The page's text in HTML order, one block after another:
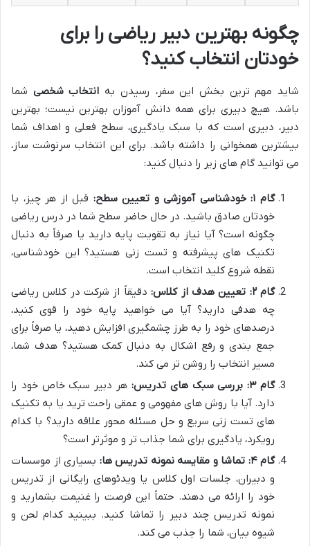
چگونه بهترین دبیر ریاضی را برای
خودتان انتخاب کنید؟
شاید مهم ترین بخش این سفر، رسیدن به انتخاب شخصی شما
باشد. هیچ دبیری برای همه دانش آموزان بهترین نیست؛ بهترین
دبیر، دبیری است که با سبک یادگیری، سطح فعلی و اهداف شما
بیشترین همخوانی را داشته باشد. برای این انتخاب سرنوشت ساز،
می توانید گام های زیر را دنبال کنید:
گام ۱: خودشناسی آموزشی و تعیین سطح:
قبل از هر چیز، با
خودتان صادق باشید. در حال حاضر سطح شما در درس ریاضی
چگونه است؟ آیا نیاز به تقویت پایه دارید یا صرفاً به دنبال
تکنیک های پیشرفته و تست زنی هستید؟ این خودشناسی،
نقطه شروع کلید انتخاب است.
گام ۲: تعیین هدف از کلاس:
دقیقاً از شرکت در کلاس ریاضی
چه هدفی دارید؟ آیا می خواهید پایه خود را قوی کنید،
درصدهای خود را به طرز چشمگیری افزایش دهید، یا صرفاً برای
جمع بندی و رفع اشکال به دنبال کمک هستید؟ هدف شما،
مسیر انتخاب را روشن تر می کند.
گام ۳: بررسی سبک های تدریس:
هر دبیر سبک خاص خود را
دارد. آیا با روش های مفهومی و عمقی راحت ترید یا به تکنیک
های تست زنی سریع و حل مسئله محور علاقه دارید؟ با کدام
رویکرد، یادگیری برای شما جذاب تر و موثرتر است؟
گام ۴: تماشا و مقایسه نمونه تدریس ها:
بسیاری از موسسات
و دبیران، جلسات اول کلاس یا ویدئوهای رایگانی از تدریس
خود را ارائه می دهند. حتماً این فرصت را غنیمت بشمارید و
نمونه تدریس چند دبیر را تماشا کنید. ببینید کدام لحن و
شیوه بیان، شما را جذب می کند.